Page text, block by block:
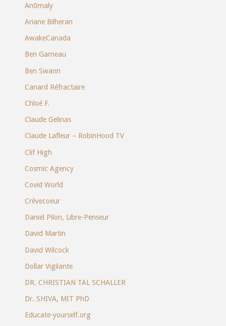
An0maly
Ariane Bilheran
AwakeCanada
Ben Garneau
Ben Swann
Canard Réfractaire
Chloé F.
Claude Gelinas
Claude Lafleur – RobinHood TV
Clif High
Cosmic Agency
Covid World
Crèvecoeur
Daniel Pilon, Libre-Penseur
David Martin
David Wilcock
Dollar Vigilante
DR. CHRISTIAN TAL SCHALLER
Dr. SHIVA, MIT PhD
Educate-yourself.org